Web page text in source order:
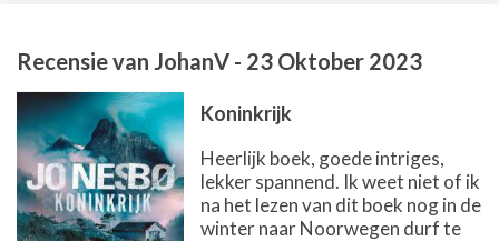
Recensie van JohanV - 23 Oktober 2023
Koninkrijk
Heerlijk boek, goede intriges,
lekker spannend. Ik weet niet of ik
na het lezen van dit boek nog in de
winter naar Noorwegen durf te